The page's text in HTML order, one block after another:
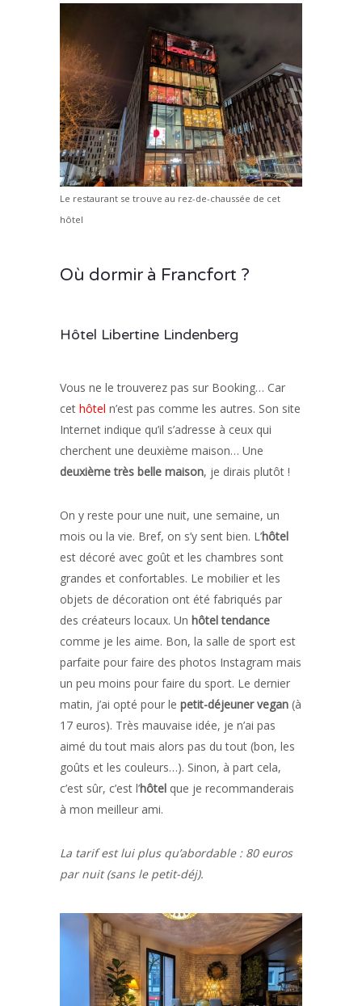
Le restaurant se trouve au rez-de-chaussée de cet
hôtel
Où dormir à Francfort ?
Hôtel Libertine Lindenberg
Vous ne le trouverez pas sur Booking… Car
cet hôtel n’est pas comme les autres. Son site
Internet indique qu’il s’adresse à ceux qui
cherchent une deuxième maison… Une
deuxième très belle maison, je dirais plutôt !
On y reste pour une nuit, une semaine, un
mois ou la vie. Bref, on s’y sent bien. L’hôtel
est décoré avec goût et les chambres sont
grandes et confortables. Le mobilier et les
objets de décoration ont été fabriqués par
des créateurs locaux. Un hôtel tendance
comme je les aime. Bon, la salle de sport est
parfaite pour faire des photos Instagram mais
un peu moins pour faire du sport. Le dernier
matin, j’ai opté pour le petit-déjeuner vegan (à
17 euros). Très mauvaise idée, je n’ai pas
aimé du tout mais alors pas du tout (bon, les
goûts et les couleurs…). Sinon, à part cela,
c’est sûr, c’est l’hôtel que je recommanderais
à mon meilleur ami.
La tarif est lui plus qu’abordable : 80 euros
par nuit (sans le petit-déj).